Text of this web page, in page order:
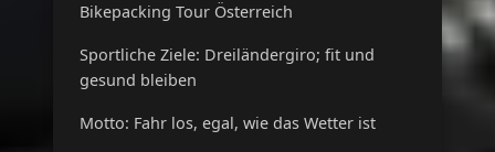
Bikepacking Tour Österreich
Sportliche Ziele: Dreiländergiro; fit und
gesund bleiben
Motto: Fahr los, egal, wie das Wetter ist